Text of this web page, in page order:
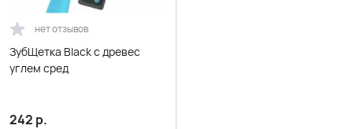
нет отзывов
ЗубЩетка Black с древес
углем сред
242 р.